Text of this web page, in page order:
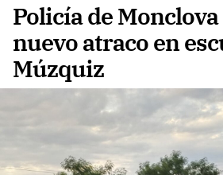
Policía de
nuevo atraco en
Múzquiz